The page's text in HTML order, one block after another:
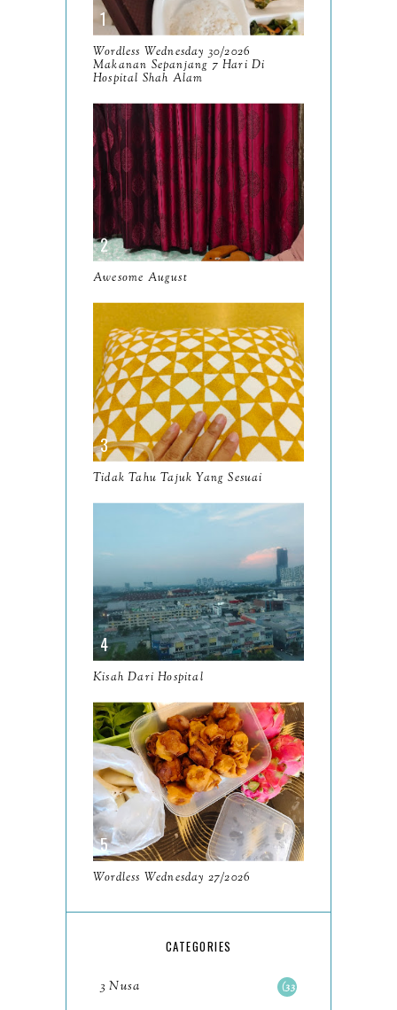
October
September
August8
July 14
June 10
Wordless Wednesday
25/2025
5 KDrama Ringan dan
Manis Sesuai Ditonton
Apabila ...
Perkara Yang Pasti Adalah
Setiap Orang Akan
Mengha...
Wordless Wednesday
24/2025
Aneka Cerita Bulan Jun
Harta Karun Selama Hampir
Wordless Wednesday
22/2025
Movie Review Ejen Ali The
Hari Terakhir Bersama
Pasukan Yang Awesome
May9
April9
March11
Wordless Wednesday 30/2026
Makanan Sepanjang 7 Hari Di
Hospital Shah Alam
Awesome August
Tidak Tahu Tajuk Yang Sesuai
Kisah Dari Hospital
Wordless Wednesday 27/2026
CATEGORIES
3 Nusa 33